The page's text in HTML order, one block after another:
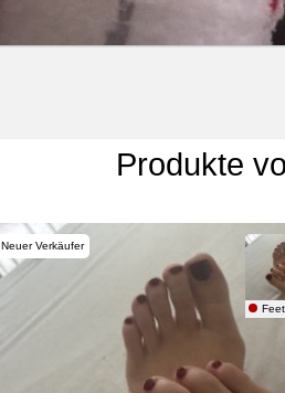
Produkte
Neuer Verkäufer